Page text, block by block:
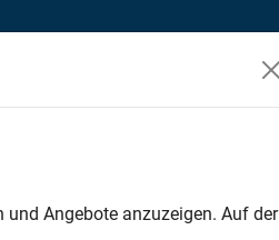
Finance and Operations
Angebote anzuzeigen. Auf der